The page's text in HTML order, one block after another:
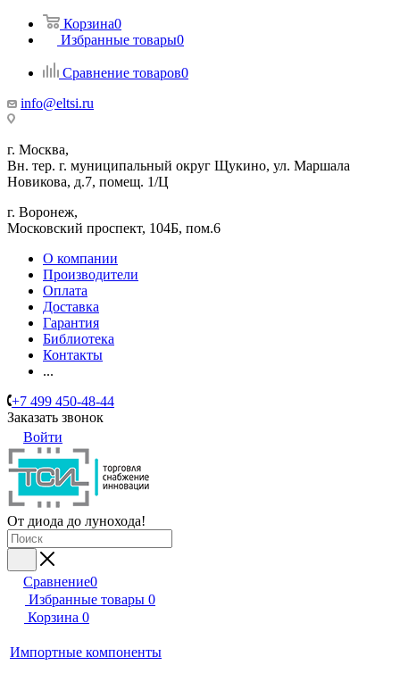
Корзина0
Избранные товары0
Сравнение товаров0
info@eltsi.ru
г. Москва,
Вн. тер. г. муниципальный округ Щукино, ул. Маршала
Новикова, д.7, помещ. 1/Ц
г. Воронеж,
​Московский проспект, 104Б, пом.6
О компании
Производители
Оплата
Доставка
Гарантия
Библиотека
Контакты
...
+7 499 450-48-44
Заказать звонок
Войти
От диода до лунохода!
Сравнение0
Избранные товары 0
Корзина 0
Импортные компоненты